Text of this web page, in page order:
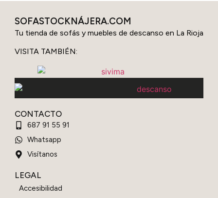
SOFASTOCKNÁJERA.COM
Tu tienda de sofás y muebles de descanso en La Rioja
VISITA TAMBIÉN:
CONTACTO
687 91 55 91
Whatsapp
Visítanos
LEGAL
Accesibilidad